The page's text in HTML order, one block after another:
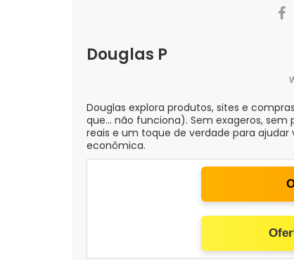
Douglas P
Douglas explora produtos, sites e
que... não funciona). Sem exageros,
reais e um toque de verdade para
econômica.